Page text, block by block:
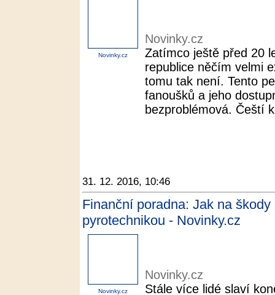
Novinky.cz
Novinky.cz
Zatímco ještě před 20
republice něčím velmi
tomu tak není. Tento
fanoušků a jeho
bezproblémová. Čeští
31. 12. 2016, 10:46
Finanční poradna: Jak na
pyrotechnikou - Novinky.cz
Novinky.cz
Novinky.cz
Stále více lidé slaví